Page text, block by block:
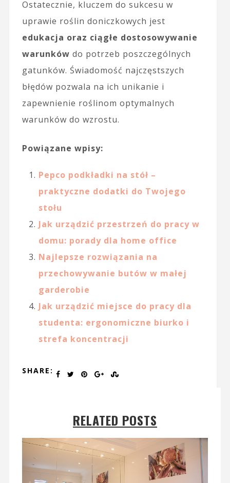
Ostatecznie, kluczem do sukcesu w
uprawie roślin doniczkowych jest
edukacja oraz ciągłe dostosowywanie
warunków do potrzeb poszczególnych
gatunków. Świadomość najczęstszych
błędów pozwala na ich unikanie i
zapewnienie roślinom optymalnych
warunków do wzrostu.
Powiązane wpisy:
Pepco podkładki na stół –
praktyczne dodatki do Twojego
stołu
Jak urządzić przestrzeń do pracy w
domu: porady dla home office
Najlepsze rozwiązania na
przechowywanie butów w małej
garderobie
Jak urządzić miejsce do pracy dla
studenta: ergonomiczne biurko i
strefa koncentracji
SHARE:
RELATED POSTS